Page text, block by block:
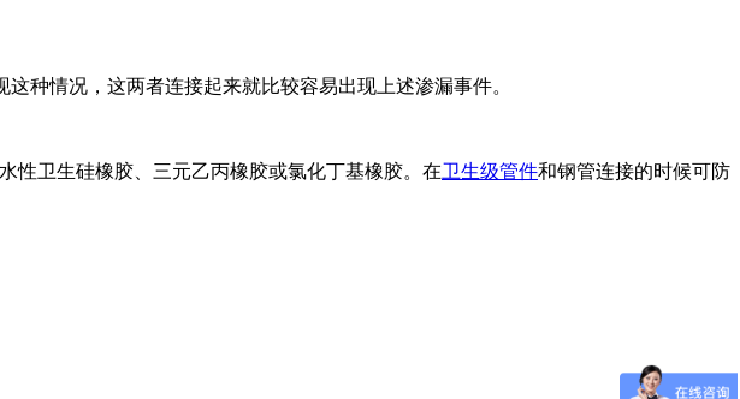
种情况，这两者连接起来就比较容易出现上述渗漏事件。
性卫生硅橡胶、三元乙丙橡胶或氯化丁基橡胶。在卫生级管件和钢管连接的时候可防